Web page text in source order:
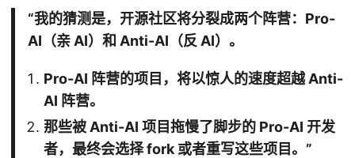
“我的猜测是，开源社区将分裂成两个阵营：Pro-
AI（亲 AI）和 Anti-AI（反 AI）。
Pro-AI 阵营的项目，将以惊人的速度超越 Anti-
AI 阵营。
那些被 Anti-AI 项目拖慢了脚步的 Pro-AI 开发
者，最终会选择 fork 或者重写这些项目。”